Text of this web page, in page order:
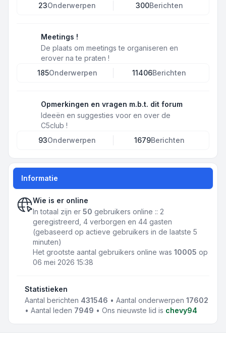
23Onderwerpen 300Berichten
Meetings !
De plaats om meetings te organiseren en
erover na te praten !
185Onderwerpen 11406Berichten
Opmerkingen en vragen m.b.t. dit forum
Ideeën en suggesties voor en over de
C5club !
93Onderwerpen 1679Berichten
Informatie
Wie is er online
In totaal zijn er 50 gebruikers online :: 2
geregistreerd, 4 verborgen en 44 gasten
(gebaseerd op actieve gebruikers in de laatste 5
minuten)
Het grootste aantal gebruikers online was 10005 op
06 mei 2026 15:38
Statistieken
Aantal berichten 431546 • Aantal onderwerpen17602
• Aantal leden 7949 • Ons nieuwste lid is chevy94